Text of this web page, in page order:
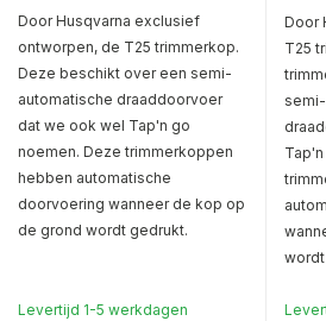
Door Husqvarna exclusief
ontworpen, de T25 trimmerkop.
Deze beschikt over een semi-
automatische draaddoorvoer
dat we ook wel Tap'n go
noemen. Deze trimmerkoppen
hebben automatische
doorvoering wanneer de kop op
de grond wordt gedrukt.
Levertijd 1-5 werkdagen
Door
T25